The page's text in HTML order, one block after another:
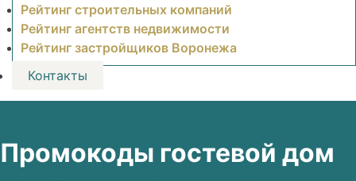
Рейтинг строительных компаний
Рейтинг агентств недвижимости
Рейтинг застройщиков Воронежа
Контакты
Промокоды гостевой дом